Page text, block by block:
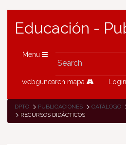
Educación -
Menu
webgunearen mapa Login
DPTO PUBLICACIONES CATÁLOGO
RECURSOS DIDÁCTICOS